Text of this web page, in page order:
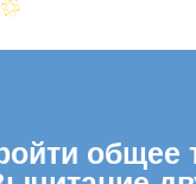
общее